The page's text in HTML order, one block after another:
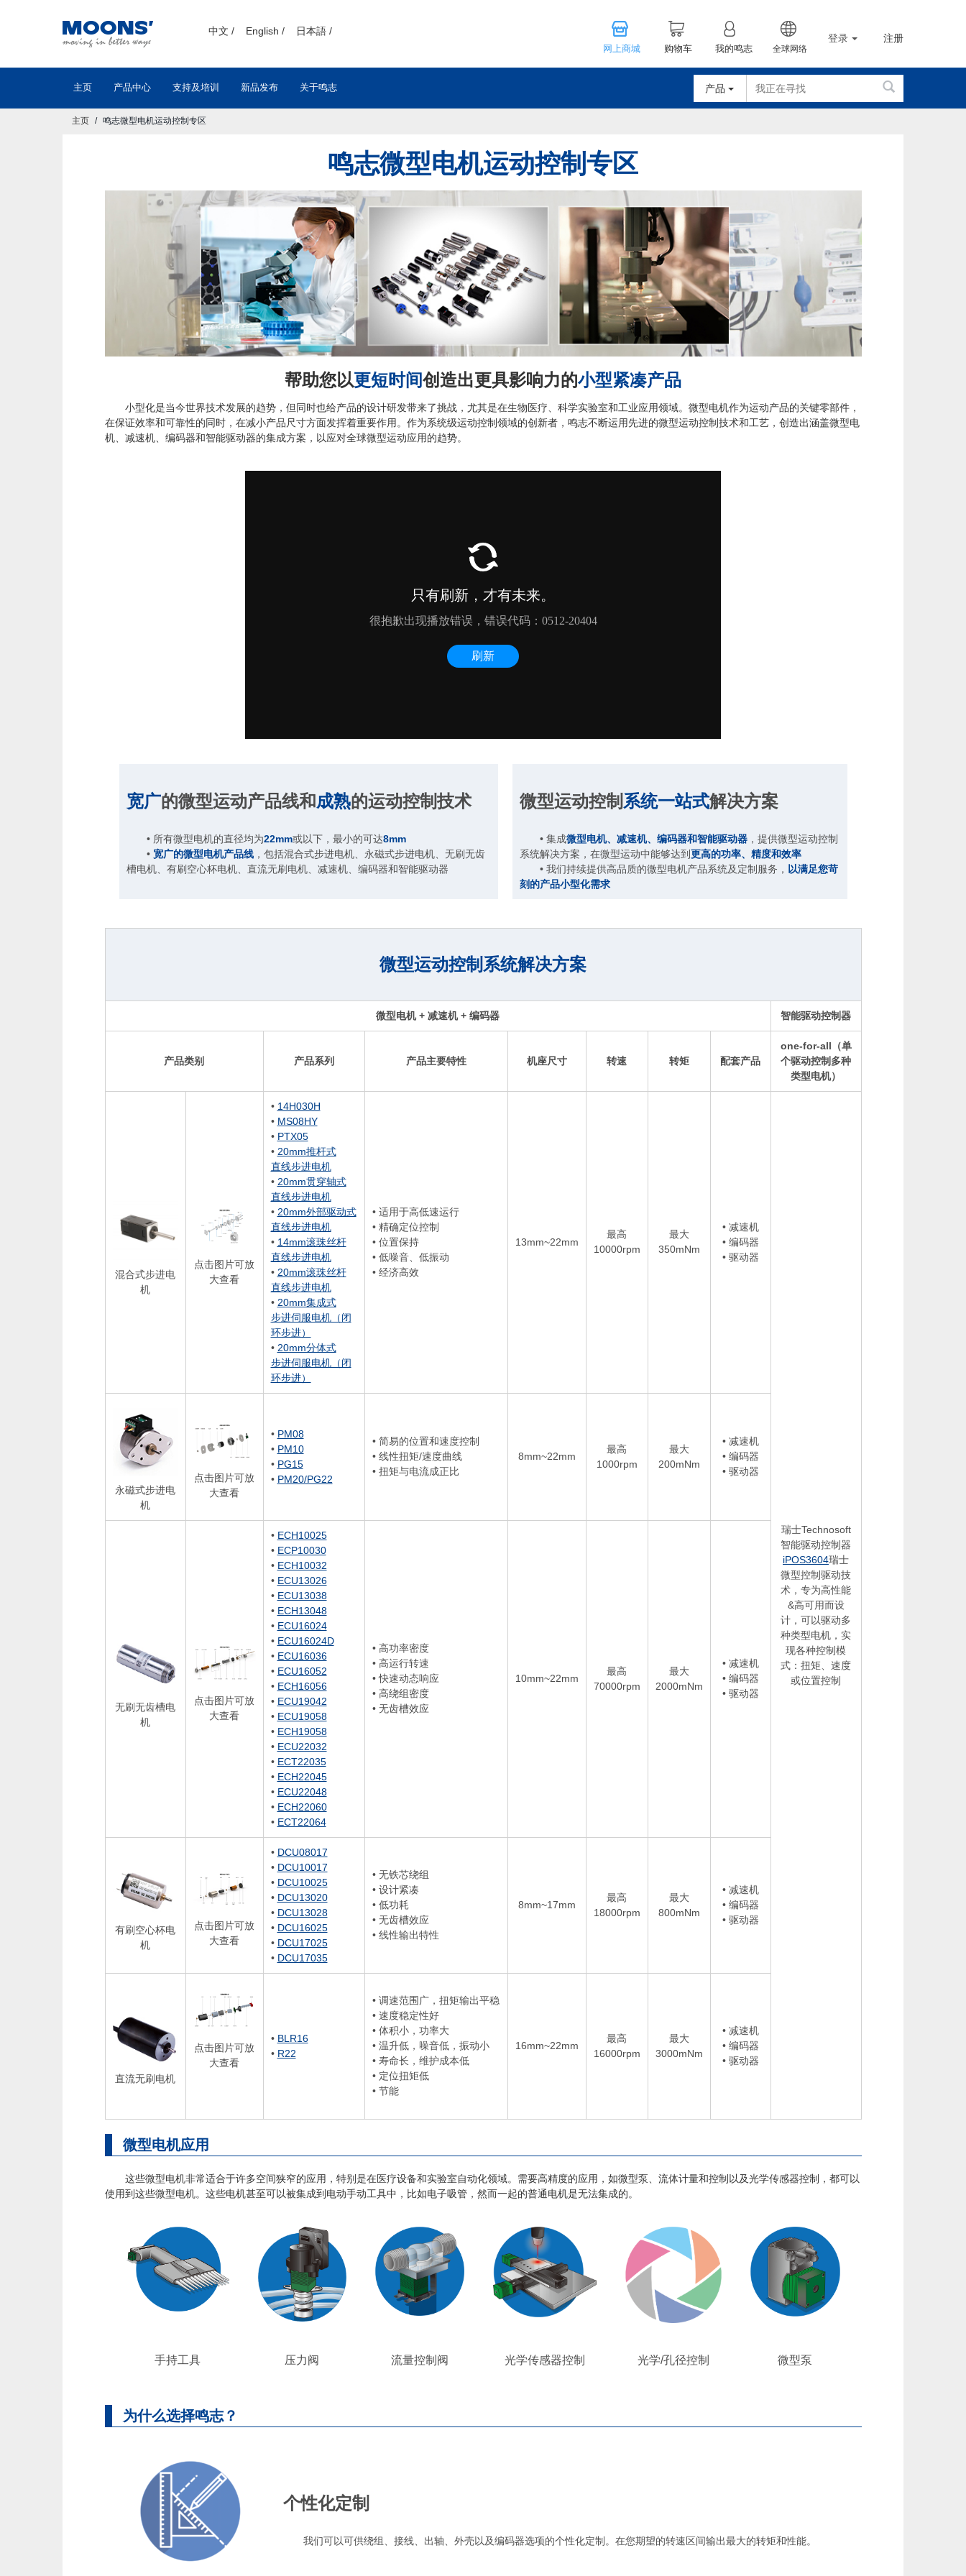
中文 / English / 日本語 /
网上商城 购物车 我的鸣志 全球网络
登录 注册
主页 产品中心 支持及培训 新品发布 关于鸣志 产品
主页 鸣志微型电机运动控制专区
鸣志微型电机运动控制专区
帮助您以更短时间创造出更具影响力的小型紧凑产品
小型化是当今世界技术发展的趋势，但同时也给产品的设计研发带来了挑战，尤其是在生物医疗、科学实验室和工业应用领域。微型电机作为运动产品的关键零部件，
在保证效率和可靠性的同时，在减小产品尺寸方面发挥着重要作用。作为系统级运动控制领域的创新者，鸣志不断运用先进的微型运动控制技术和工艺，创造出涵盖微型电
机、减速机、编码器和智能驱动器的集成方案，以应对全球微型运动应用的趋势。
宽广的微型运动产品线和成熟的运动控制技术
• 所有微型电机的直径均为22mm或以下，最小的可达8mm
• 宽广的微型电机产品线，包括混合式步进电机、永磁式步进电机、无刷无齿
槽电机、有刷空心杯电机、直流无刷电机、减速机、编码器和智能驱动器
微型运动控制 系统一站式解决方案
• 集成微型电机、减速机、编码器和智能驱动器，提供微型运动控制
系统解决方案，在微型运动中能够达到 更高的功率、精度和效率
• 我们持续提供高品质的微型电机产品系统及定制服务， 以满足您苛
刻的产品小型化需求
微型运动控制系统解决方案
微型电机 + 减速机 + 编码器 智能驱动控制器
产品类别 产品系列 产品主要特性 机座尺寸 转速 转矩 配套产品
one-for-all（单
个驱动控制多种
类型电机）
混合式步进电
机
点击图片可放
大查看
• 14H030H
• MS08HY
• PTX05
• 20mm推杆式
直线步进电机
• 20mm贯穿轴式
直线步进电机
• 20mm外部驱动式
直线步进电机
• 14mm滚珠丝杆
直线步进电机
• 20mm滚珠丝杆
直线步进电机
• 20mm集成式
步进伺服电机（闭
环步进）
• 20mm分体式
步进伺服电机（闭
环步进）
• 适用于高低速运行
• 精确定位控制
• 位置保持
• 低噪音、低振动
• 经济高效
13mm~22mm
最高
10000rpm
最大
350mNm
• 减速机
• 编码器
• 驱动器
瑞士Technosoft
智能驱动控制器
iPOS3604瑞士
微型控制驱动技
术，专为高性能
&高可用而设
计，可以驱动多
种类型电机，实
现各种控制模
式：扭矩、速度
或位置控制
永磁式步进电
机
点击图片可放
大查看
• PM08
• PM10
• PG15
• PM20/PG22
• 简易的位置和速度控制
• 线性扭矩/速度曲线
• 扭矩与电流成正比
8mm~22mm
最高
1000rpm
最大
200mNm
• 减速机
• 编码器
• 驱动器
无刷无齿槽电
机
点击图片可放
大查看
• ECH10025
• ECP10030
• ECH10032
• ECU13026
• ECU13038
• ECH13048
• ECU16024
• ECU16024D
• ECU16036
• ECU16052
• ECH16056
• ECU19042
• ECU19058
• ECH19058
• ECU22032
• ECT22035
• ECH22045
• ECU22048
• ECH22060
• ECT22064
• 高功率密度
• 高运行转速
• 快速动态响应
• 高绕组密度
• 无齿槽效应
10mm~22mm
最高
70000rpm
最大
2000mNm
• 减速机
• 编码器
• 驱动器
有刷空心杯电
机
点击图片可放
大查看
• DCU08017
• DCU10017
• DCU10025
• DCU13020
• DCU13028
• DCU16025
• DCU17025
• DCU17035
• 无铁芯绕组
• 设计紧凑
• 低功耗
• 无齿槽效应
• 线性输出特性
8mm~17mm
最高
18000rpm
最大
800mNm
• 减速机
• 编码器
• 驱动器
直流无刷电机
点击图片可放
大查看
• BLR16
• R22
• 调速范围广，扭矩输出平稳
• 速度稳定性好
• 体积小，功率大
• 温升低，噪音低，振动小
• 寿命长，维护成本低
• 定位扭矩低
• 节能
16mm~22mm
最高
16000rpm
最大
3000mNm
• 减速机
• 编码器
• 驱动器
微型电机应用
这些微型电机非常适合于许多空间狭窄的应用，特别是在医疗设备和实验室自动化领域。需要高精度的应用，如微型泵、流体计量和控制以及光学传感器控制，都可以
使用到这些微型电机。这些电机甚至可以被集成到电动手动工具中，比如电子吸管，然而一起的普通电机是无法集成的。
手持工具 压力阀 流量控制阀 光学传感器控制 光学/孔径控制 微型泵
为什么选择鸣志？
个性化定制
我们可以可供绕组、接线、出轴、外壳以及编码器选项的个性化定制。在您期望的转速区间输出最大的转矩和性能。